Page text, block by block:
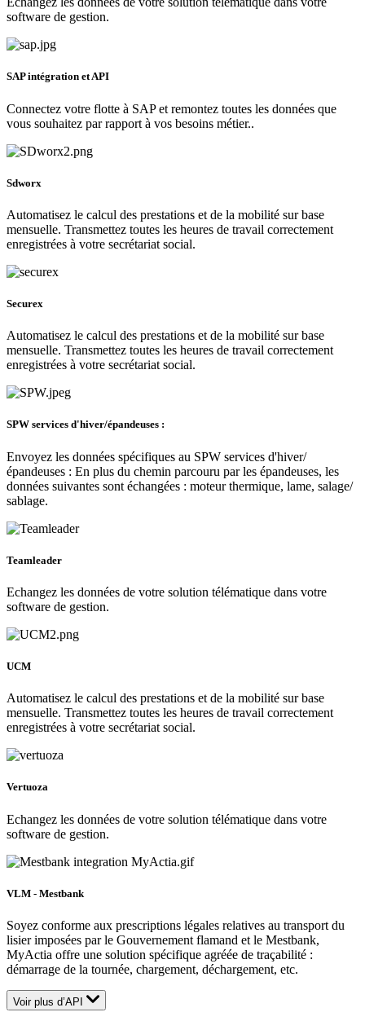
software de gestion.
SAP intégration et API
Connectez votre flotte à SAP et remontez toutes les données que
vous souhaitez par rapport à vos besoins métier..
Sdworx
Automatisez le calcul des prestations et de la mobilité sur base
mensuelle. Transmettez toutes les heures de travail correctement
enregistrées à votre secrétariat social.
Securex
Automatisez le calcul des prestations et de la mobilité sur base
mensuelle. Transmettez toutes les heures de travail correctement
enregistrées à votre secrétariat social.
SPW services d'hiver/épandeuses :
Envoyez les données spécifiques au SPW services d'hiver/
épandeuses : En plus du chemin parcouru par les épandeuses, les
données suivantes sont échangées : moteur thermique, lame, salage/
sablage.
Teamleader
Echangez les données de votre solution télématique dans votre
software de gestion.
UCM
Automatisez le calcul des prestations et de la mobilité sur base
mensuelle. Transmettez toutes les heures de travail correctement
enregistrées à votre secrétariat social.
Vertuoza
Echangez les données de votre solution télématique dans votre
software de gestion.
VLM - Mestbank
Soyez conforme aux prescriptions légales relatives au transport du
lisier imposées par le Gouvernement flamand et le Mestbank,
MyActia offre une solution spécifique agréée de traçabilité :
démarrage de la tournée, chargement, déchargement, etc.
Voir plus d’API